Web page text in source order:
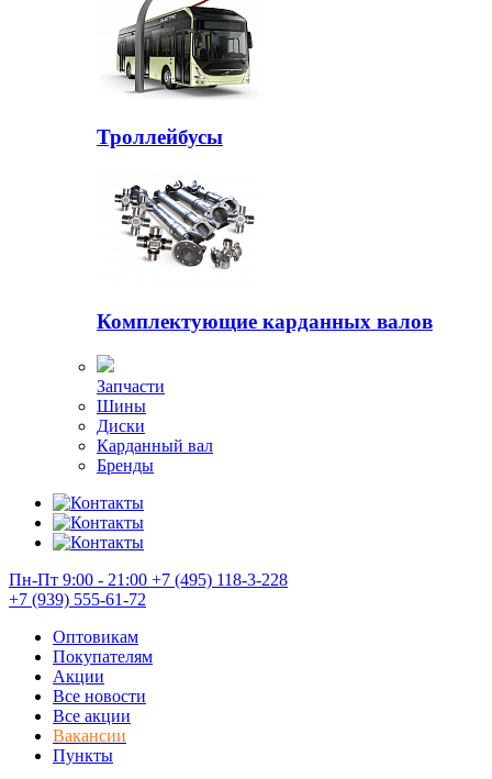
Троллейбусы
Комплектующие карданных валов
Запчасти
Шины
Диски
Карданный вал
Бренды
Пн-Пт 9:00 - 21:00 +7 (495) 118-3-228
+7 (939) 555-61-72
Оптовикам
Покупателям
Акции
Все новости
Все акции
Вакансии
Пункты